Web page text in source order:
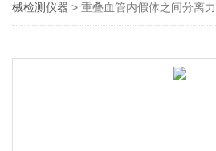
械检测仪器 > 重叠血管内假体之间分离